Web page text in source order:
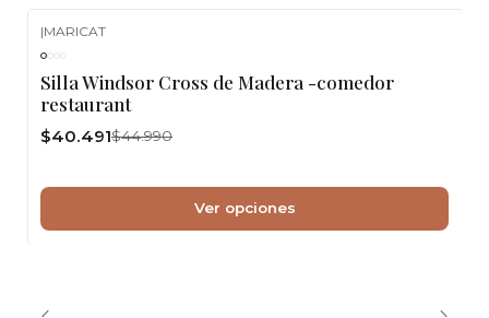
|MARICAT
Silla Windsor Cross de Madera -comedor
restaurant
$40.491$44.990
Ver opciones